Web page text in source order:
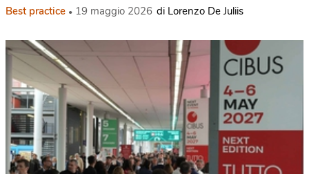
Best practice 19 maggio 2026 di Lorenzo De Juliis